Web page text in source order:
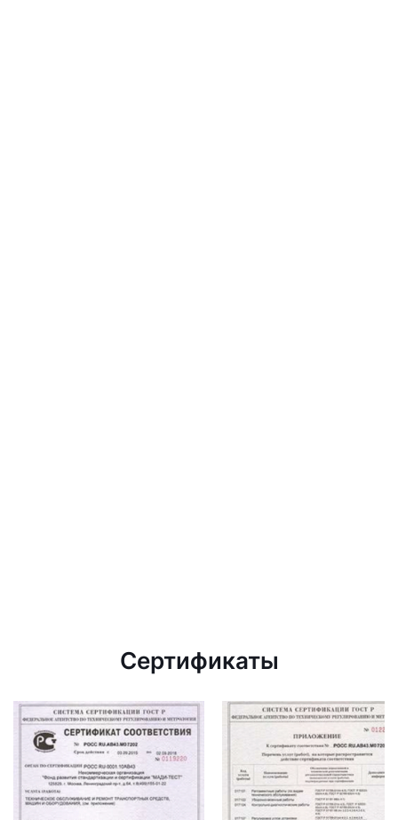
Сертификаты